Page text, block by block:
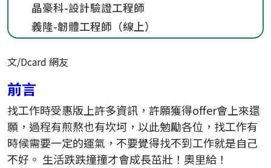
晶豪科-設計驗證工程師
義隆-韌體工程師（線上）
文/Dcard 網友
前言
找工作時受惠版上許多資訊，許願獲得offer會上來還
願，過程有煎熬也有坎坷，以此勉勵各位，找工作有
時候需要一定的運氣，不要覺得找不到工作就是自己
不好。 生活跌跌撞撞才會成長茁壯！奧里給！